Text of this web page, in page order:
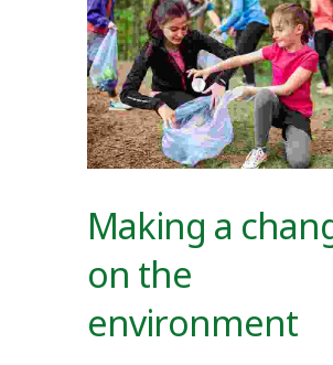
Making a
on the
environment